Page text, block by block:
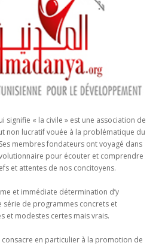
signifie « la civile » est une association de
non lucratif vouée à la problématique du
membres fondateurs ont voyagé dans
pour écouter et comprendre
et attentes de nos concitoyens.
et immédiate détermination d’y
série de programmes concrets et
et modestes certes mais vrais.
consacre en particulier à la promotion de